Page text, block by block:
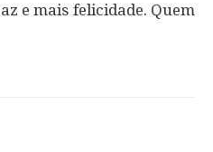
e mais felicidade. Quem